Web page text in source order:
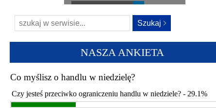
KP-H OIG
Handlowa Ogólnopolska Izba
sektorem naszej gospodarki są
małe i średnie firmy, brońmy ich,
to krew naszego systemu
NASZA ANKIETA
Co myślisz o handlu w niedzielę?
Czy jesteś przeciwko ograniczeniu handlu w niedziele? - 29.1%